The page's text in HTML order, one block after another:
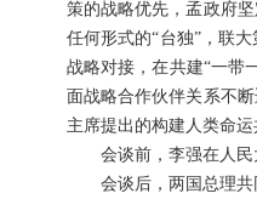
策的战略优先，孟政府
任何形式的“台独”，联
战略对接，在共建“一带
面战略合作伙伴关系不
主席提出的构建人类命
会谈前，李强在人民
会谈后，两国总理共